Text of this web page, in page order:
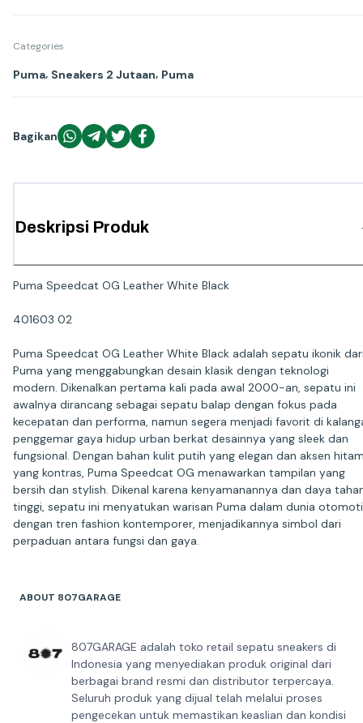
Categories
Puma Sneakers 2 Jutaan Puma
Bagikan
Deskripsi Produk
Puma Speedcat OG Leather White Black
401603 02
Puma Speedcat OG Leather White Black adalah sepatu ikonik
Puma yang menggabungkan desain klasik dengan teknologi
modern. Dikenalkan pertama kali pada awal 2000-an, sepatu ini
awalnya dirancang sebagai sepatu balap dengan fokus pada
kecepatan dan performa, namun segera menjadi favorit di
penggemar gaya hidup urban berkat desainnya yang sleek dan
fungsional. Dengan bahan kulit putih yang elegan dan aksen
yang kontras, Puma Speedcat OG menawarkan tampilan yang
bersih dan stylish. Dikenal karena kenyamanannya dan daya
tinggi, sepatu ini menyatukan warisan Puma dalam dunia
dengan tren fashion kontemporer, menjadikannya simbol dari
ABOUT 807GARAGE
807GARAGE adalah toko retail sepatu sneakers di
Indonesia yang menyediakan produk original dari
berbagai brand resmi dan distributor terpercaya.
Seluruh produk yang dijual telah melalui proses
pengecekan untuk memastikan keaslian dan kondisi